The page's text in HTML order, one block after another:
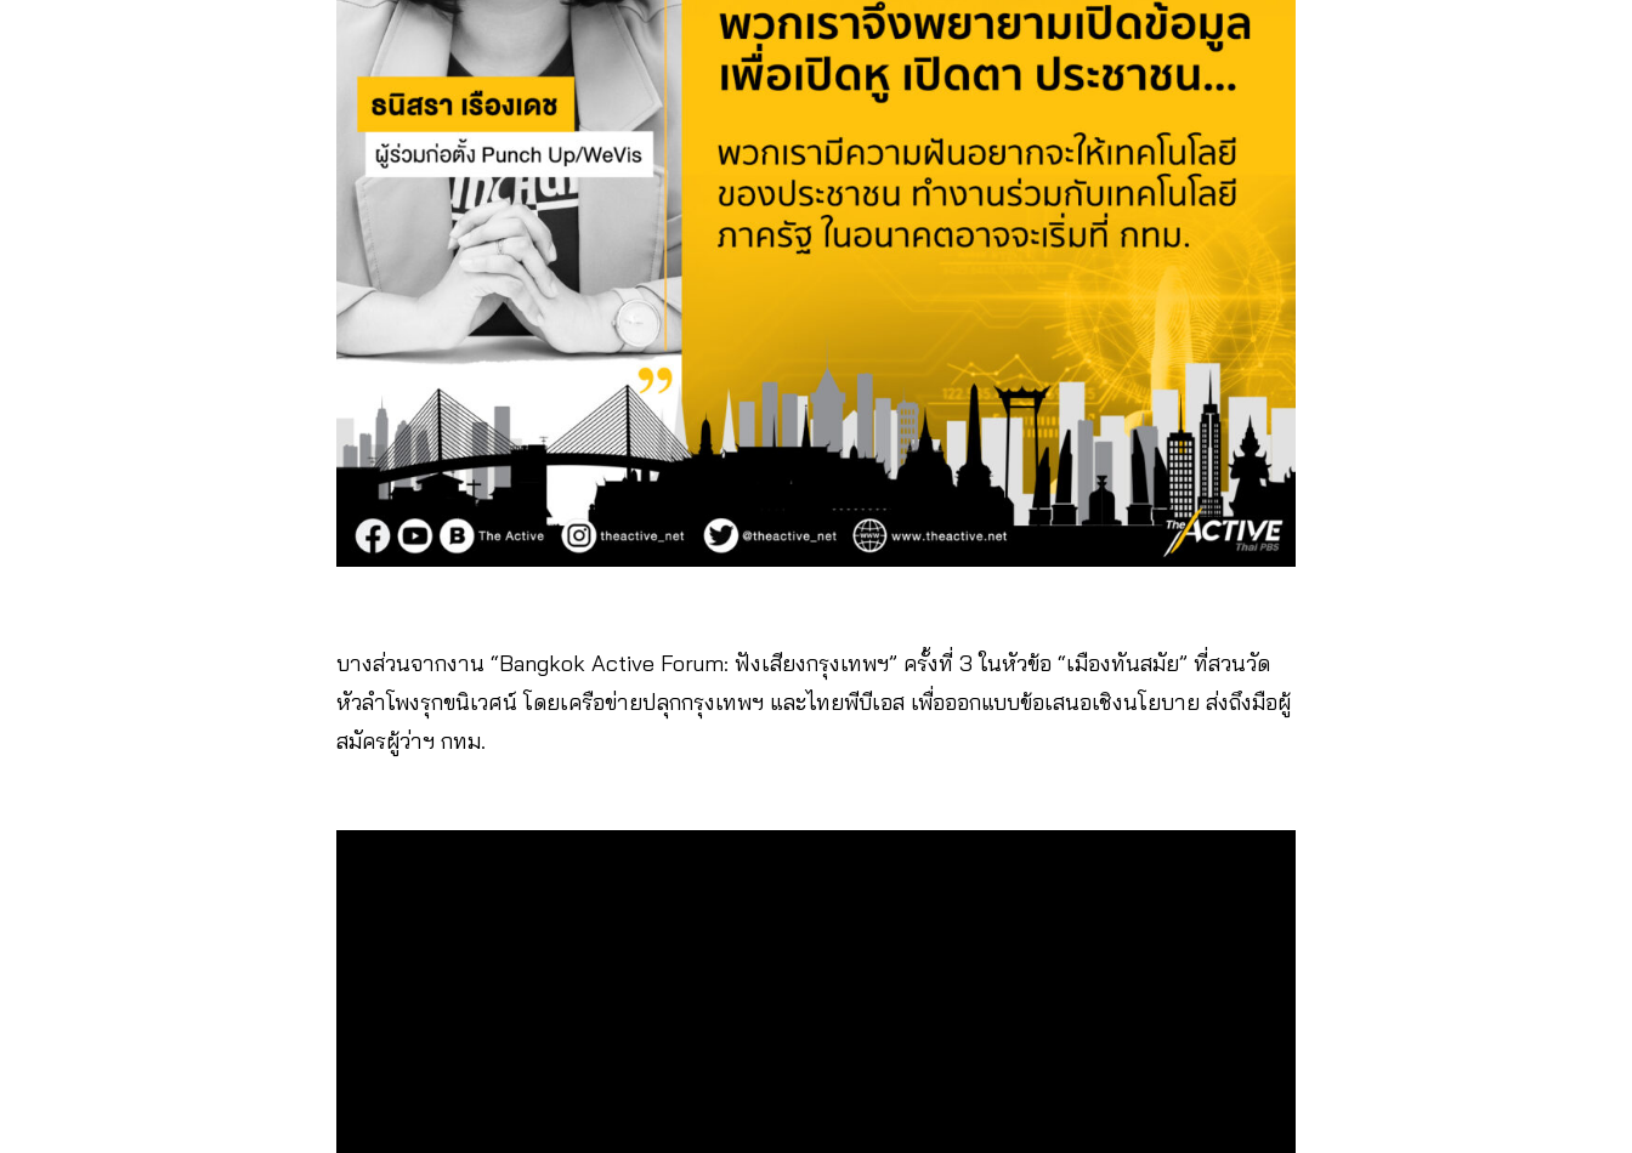
บางส่วนจากงาน “Bangkok Active Forum: ฟังเสียงกรุงเทพฯ” ครั้งที่ 3 ในหัวข้อ “เมืองทันสมัย” ที่สวนวัด
หัวลำโพงรุกขนิเวศน์ โดยเครือข่ายปลุกกรุงเทพฯ และไทยพีบีเอส เพื่อออกแบบข้อเสนอเชิงนโยบาย ส่งถึงมือผู้
สมัครผู้ว่าฯ กทม.